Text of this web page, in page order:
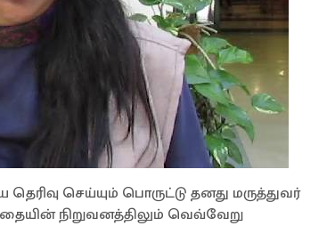
செய்யும் பொருட்டு தனது மருத்துவர்
நிறுவனத்திலும் வெவ்வேறு